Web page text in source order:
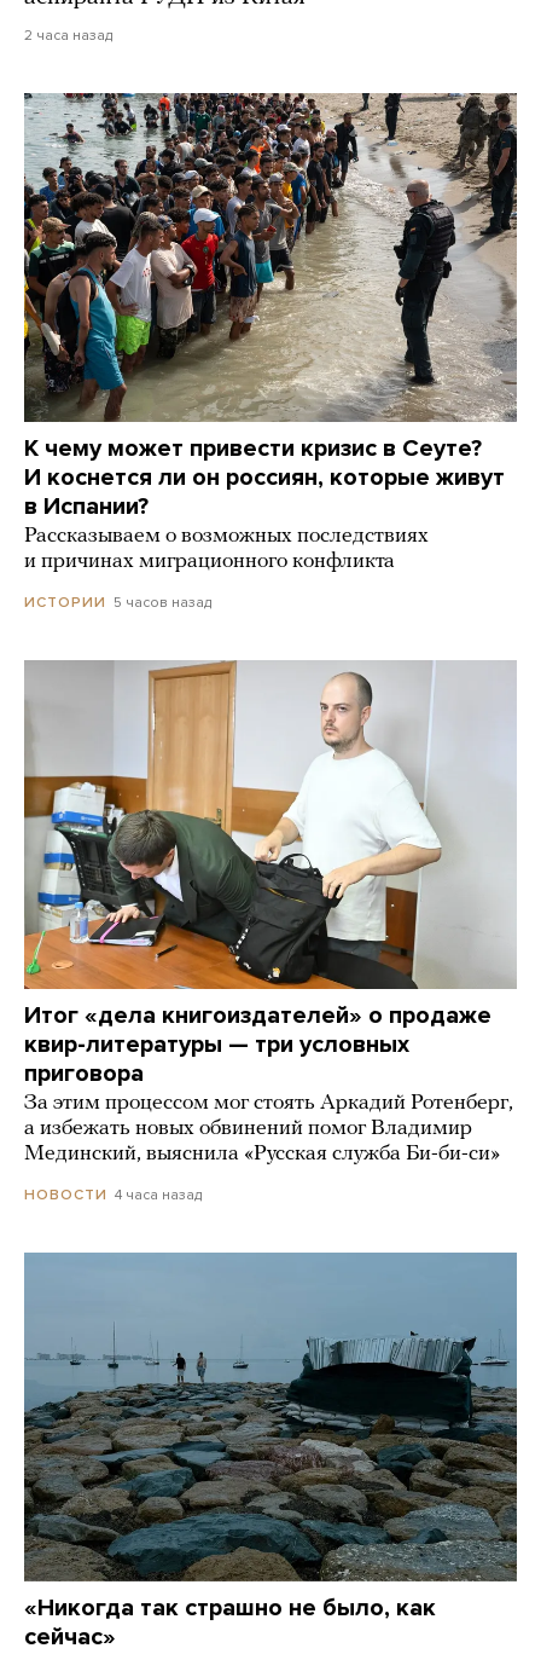
2 часа назад
К чему может привести кризис в Сеуте?
И коснется ли он россиян, которые живут
в Испании?
Рассказываем о возможных последствиях
и причинах миграционного конфликта
ИСТОРИИ 5 часов назад
Итог «дела книгоиздателей» о продаже
квир-литературы — три условных
приговора
За этим процессом мог стоять Аркадий Ротенберг,
а избежать новых обвинений помог Владимир
Мединский, выяснила «Русская служба Би-би-си»
НОВОСТИ 4 часа назад
«Никогда так страшно не было, как
сейчас»